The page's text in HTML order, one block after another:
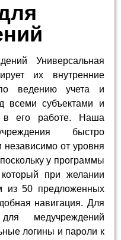
Универсальная
их внутренние
ведению учета и
всеми субъектами и
в его работе. Наша
быстро
от уровня
у программы
при желании
из 50 предложенных
навигация. Для
медучреждений
логины и пароли к